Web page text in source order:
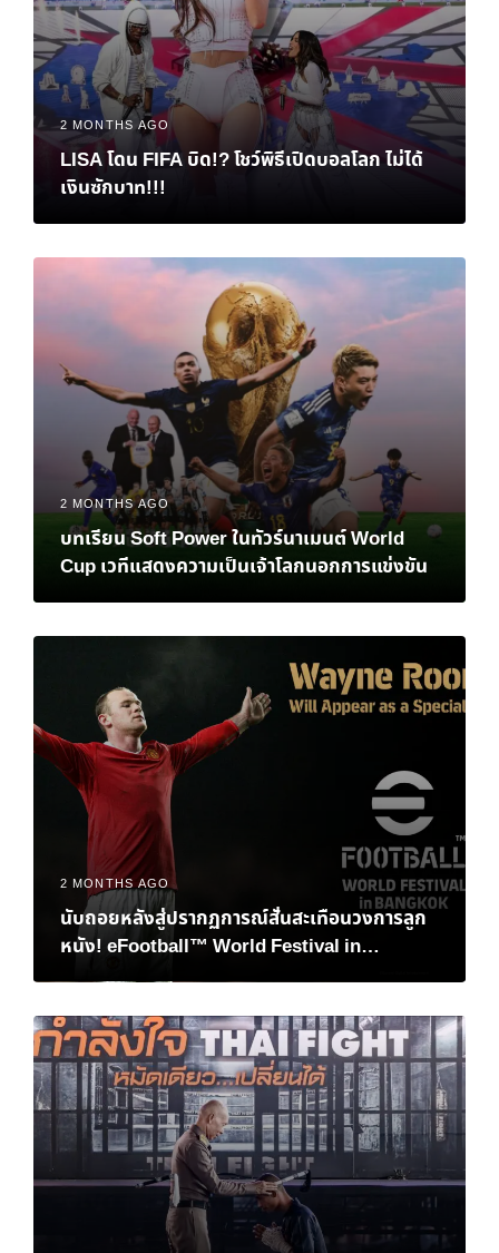
2 MONTHS AGO
LISA โดน FIFA บิด!? โชว์พิธีเปิดบอลโลก ไม่ได้
เงินซักบาท!!!
2 MONTHS AGO
บทเรียน Soft Power ในทัวร์นาเมนต์ World
Cup เวทีแสดงความเป็นเจ้าโลกนอกการแข่งขัน
2 MONTHS AGO
นับถอยหลังสู่ปรากฏการณ์สั่นสะเทือนวงการลูก
หนัง! eFootball™ World Festival in
Bangkok เมื่อตำนาน “เวย์น รูนีย์” และอนาคต